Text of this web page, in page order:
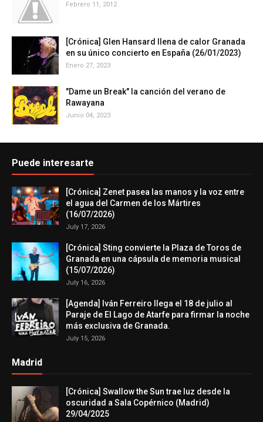
Febrero 11, 2012
[Crónica] Glen Hansard llena de calor Granada
en su único concierto en España (26/01/2023)
Enero 27, 2023
"Dame un Break" la canción del verano de
Rawayana
Junio 04, 2023
Puede interesarte
[Crónica] Zenet pasea las manos y la voz entre
el agua del Carmen de los Mártires
(16/07/2026)
July 17, 2026
[Crónica] Sting convierte la Plaza de Toros de
Granada en una cápsula de memoria musical
(15/07/2026)
July 16, 2026
[Agenda] Iván Ferreiro llega el 18 de julio al
Paraje de El Lago de Atarfe para firmar la noche
más exclusiva de Granada.
July 15, 2026
Madrid
[Crónica] Swallow the Sun trae luz desde la
oscuridad a Sala Copérnico (Madrid)
29/04/2025